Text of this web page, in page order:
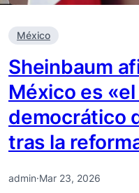
México
Sheinbaum
México es
democrático
tras la
admin·Mar 23, 2026